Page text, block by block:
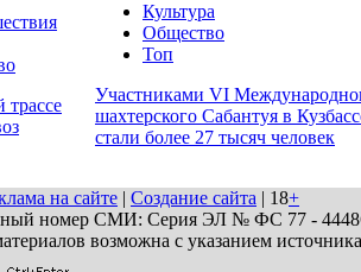
трассе
Культура
Общество
Топ
Участниками VI
шахтерского Сабантуя в
стали более 27 тысяч человек
на сайте | Создание сайта | 18+
номер СМИ: Серия ЭЛ № ФС 77 - 44486
возможна с указанием